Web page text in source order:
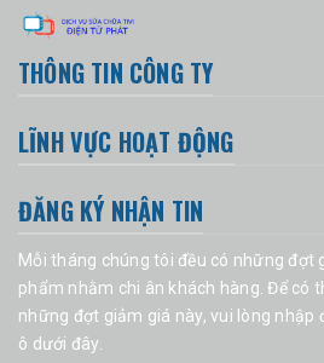
THÔNG TIN CÔNG TY
LĨNH VỰC HOẠT ĐỘNG
ĐĂNG KÝ NHẬN TIN
Mỗi tháng chúng tôi đều có những đợt
phẩm nhằm chi ân khách hàng. Để có
những đợt giảm giá này, vui lòng nhập
ô dưới đây.